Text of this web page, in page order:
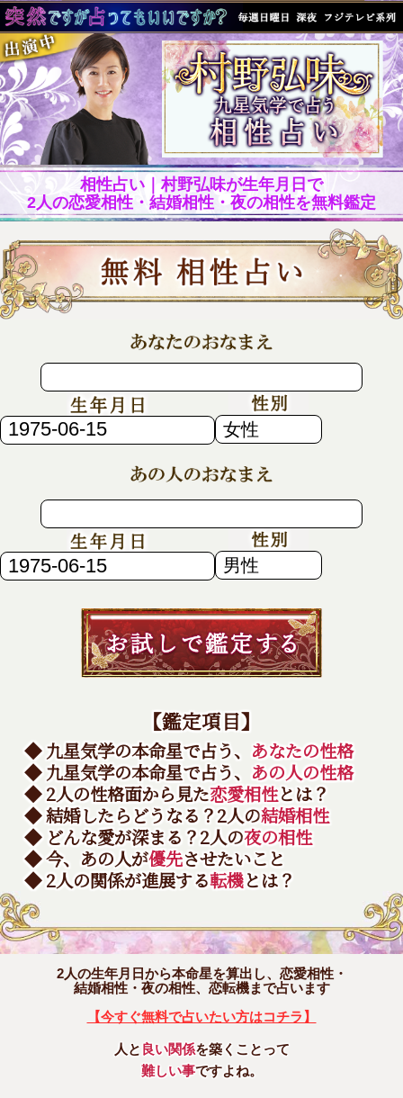
相性占い｜村野弘味が生年月日で
2人の恋愛相性・結婚相性・夜の相性を無料鑑定
【鑑定項目】
◆ 九星気学の本命星で占う、 あなたの性格
◆ 九星気学の本命星で占う、 あの人の性格
◆ 2人の性格面から見た恋愛相性とは？
◆ 結婚したらどうなる？2人の結婚相性
◆ どんな愛が深まる？2人の夜の相性
◆ 今、あの人が優先させたいこと
◆ 2人の関係が進展する転機とは？
2人の生年月日から本命星を算出し、恋愛相性・
結婚相性・夜の相性、恋転機まで占います
【今すぐ無料で占いたい方はコチラ】
人と 良い関係を築くことって
難しい事ですよね。